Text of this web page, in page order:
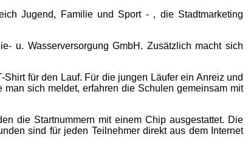
Jugend, Familie und Sport - , die Stadtmarketing
u. Wasserversorgung GmbH. Zusätzlich macht sich
für den Lauf. Für die jungen Läufer ein Anreiz und
sich meldet, erfahren die Schulen gemeinsam mit
die Startnummern mit einem Chip ausgestattet. Die
sind für jeden Teilnehmer direkt aus dem Internet